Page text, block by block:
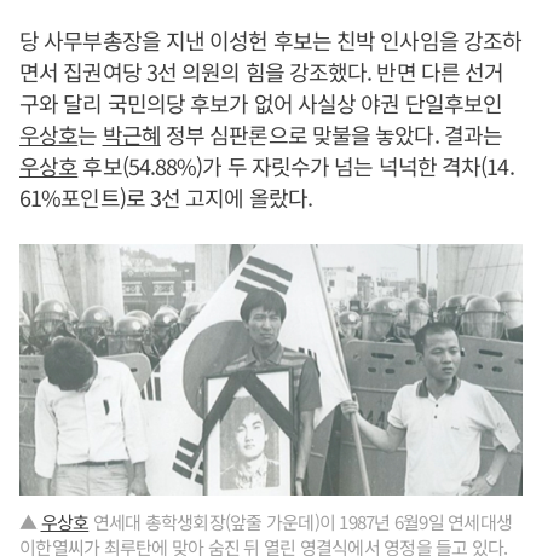
당 사무부총장을 지낸 이성헌 후보는 친박 인사임을 강조하
면서 집권여당 3선 의원의 힘을 강조했다. 반면 다른 선거
구와 달리 국민의당 후보가 없어 사실상 야권 단일후보인
우상호는 박근혜 정부 심판론으로 맞불을 놓았다. 결과는
우상호후보(54.88%)가 두 자릿수가 넘는 넉넉한 격차(14.
61%포인트)로 3선 고지에 올랐다.
▲우상호 연세대 총학생회장(앞줄 가운데)이 1987년 6월9일 연세대생
이한열씨가 최루탄에 맞아 숨진 뒤 열린 영결식에서 영정을 들고 있다.